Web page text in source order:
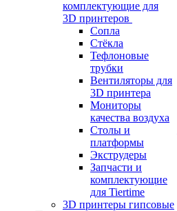
комплектующие для
3D принтеров
Сопла
Cтёкла
Тефлоновые
трубки
Вентиляторы для
3D принтера
Мониторы
качества воздуха
Столы и
платформы
Экструдеры
Запчасти и
комплектующие
для Tiertime
3D принтеры гипсовые